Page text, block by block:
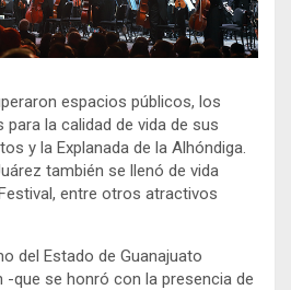
espacios públicos, los
la calidad de vida de sus
y la Explanada de la Alhóndiga.
también se llenó de vida
entre otros atractivos
del Estado de Guanajuato
-que se honró con la presencia de